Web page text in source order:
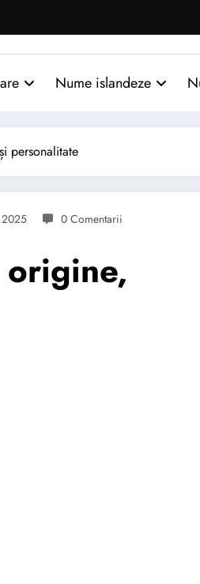
Nume islandeze
personalitate
0 Comentarii